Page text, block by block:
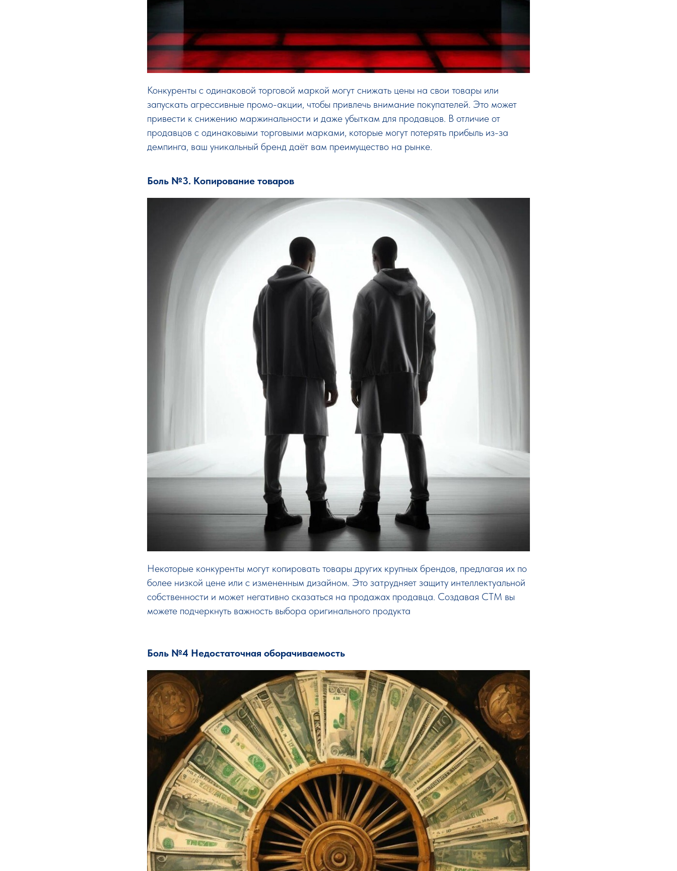
Конкуренты с одинаковой торговой маркой могут снижать цены на свои товары или
запускать агрессивные промо-акции, чтобы привлечь внимание покупателей. Это может
привести к снижению маржинальности и даже убыткам для продавцов. В отличие от
продавцов с одинаковыми торговыми марками, которые могут потерять прибыль из-за
демпинга, ваш уникальный бренд даёт вам преимущество на рынке.
Боль №3. Копирование товаров
Некоторые конкуренты могут копировать товары других крупных брендов, предлагая их по
более низкой цене или с измененным дизайном. Это затрудняет защиту интеллектуальной
собственности и может негативно сказаться на продажах продавца. Создавая СТМ вы
можете подчеркнуть важность выбора оригинального продукта
Боль №4 Недостаточная оборачиваемость